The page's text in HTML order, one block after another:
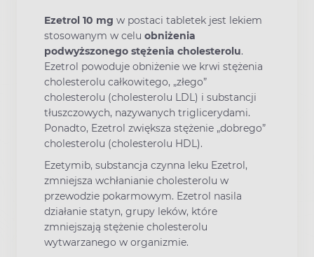
Ezetrol 10 mg w postaci tabletek jest lekiem
stosowanym w celu obniżenia
podwyższonego stężenia cholesterolu.
Ezetrol powoduje obniżenie we krwi stężenia
cholesterolu całkowitego, „złego”
cholesterolu (cholesterolu LDL) i substancji
tłuszczowych, nazywanych triglicerydami.
Ponadto, Ezetrol zwiększa stężenie „dobrego”
cholesterolu (cholesterolu HDL).
Ezetymib, substancja czynna leku Ezetrol,
zmniejsza wchłanianie cholesterolu w
przewodzie pokarmowym. Ezetrol nasila
działanie statyn, grupy leków, które
zmniejszają stężenie cholesterolu
wytwarzanego w organizmie.